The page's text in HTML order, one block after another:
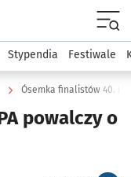
Kultura
Stypendia Festiwale
Ósemka finalistów 40.
powalczy o